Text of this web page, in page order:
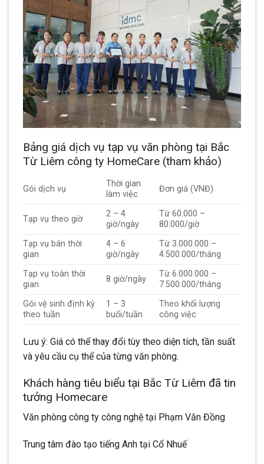
Bảng giá dịch vụ tạp vụ văn phòng tại Bắc
Từ Liêm công ty HomeCare (tham khảo)
Gói dịch vụ
Thời gian
làm việc
Đơn giá (VNĐ)
Tạp vụ theo giờ
2 – 4
giờ/ngày
Từ 60.000 –
80.000/giờ
Tạp vụ bán thời
gian
4 – 6
giờ/ngày
Từ 3.000.000 –
4.500.000/tháng
Tạp vụ toàn thời
gian
8 giờ/ngày
Từ 6.000.000 –
7.500.000/tháng
Gói vệ sinh định kỳ
theo tuần
1 – 3
buổi/tuần
Theo khối lượng
công việc
Lưu ý: Giá có thể thay đổi tùy theo diện tích, tần suất
và yêu cầu cụ thể của từng văn phòng.
Khách hàng tiêu biểu tại Bắc Từ Liêm đã tin
tưởng Homecare
Văn phòng công ty công nghệ tại Phạm Văn Đồng
Trung tâm đào tạo tiếng Anh tại Cổ Nhuế